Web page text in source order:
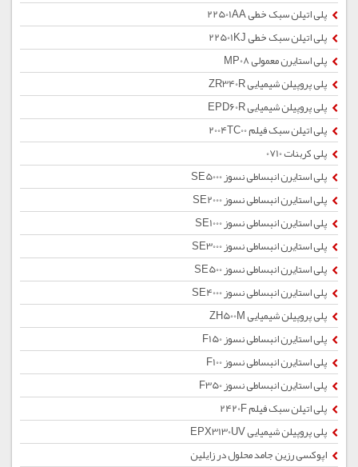
پلی اتیلن سبک خطی 22501AA
پلی اتیلن سبک خطی 22501KJ
پلی استایرن معمولی MP08
پلی پروپیلن شیمیایی ZR340R
پلی پروپیلن شیمیایی EPD60R
پلی اتیلن سبک فیلم 2004TC00
پلی کربنات 0710
پلی استایرن انبساطی نسوز SE5000
پلی استایرن انبساطی نسوز SE2000
پلی استایرن انبساطی نسوز SE1000
پلی استایرن انبساطی نسوز SE3000
پلی استایرن انبساطی نسوز SE500
پلی استایرن انبساطی نسوز SE4000
پلی پروپیلن شیمیایی ZH500M
پلی استایرن انبساطی نسوز F150
پلی استایرن انبساطی نسوز F100
پلی استایرن انبساطی نسوز F350
پلی اتیلن سبک فیلم 2420F
پلی پروپیلن شیمیایی EPX3130UV
اپوکسی رزین جامد محلول در زایلین